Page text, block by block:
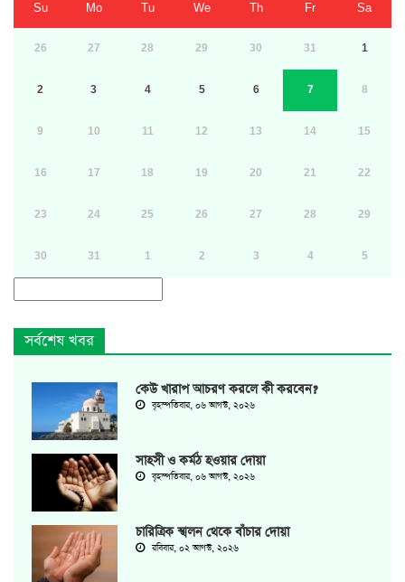
Su Mo Tu We Th Fr Sa
26 27 28 29 30 31 1
2 3 4 5 6 7 8
9 10 11 12 13 14 15
16 17 18 19 20 21 22
23 24 25 26 27 28 29
30 31 1 2 3 4 5
সর্বশেষ খবর
কেউ খারাপ আচরণ করলে কী করবেন?
বৃহস্পতিবার, ০৬ আগস্ট, ২০২৬
সাহসী ও কর্মঠ হওয়ার দোয়া
বৃহস্পতিবার, ০৬ আগস্ট, ২০২৬
চারিত্রিক স্খলন থেকে বাঁচার দোয়া
রবিবার, ০২ আগস্ট, ২০২৬